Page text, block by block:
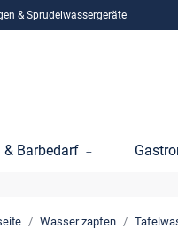
& Sprudelwassergeräte
& Barbedarf
Wasser zapfen